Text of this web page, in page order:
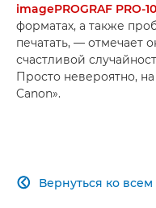
imagePROGRAF PRO-
форматах, а также
печатать, — отмечает
счастливой
Просто невероятно,
Canon».
Вернуться ко всем
